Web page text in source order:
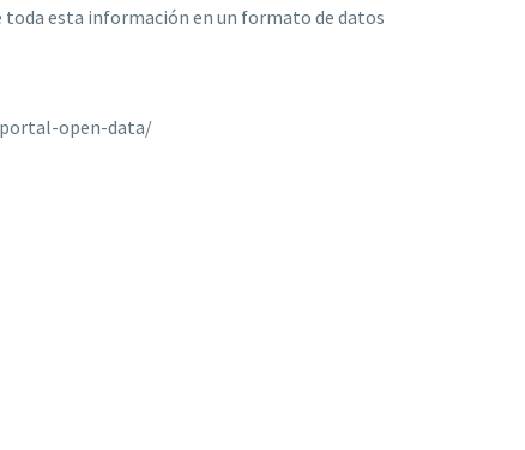
toda esta información en un formato de datos
open-data/